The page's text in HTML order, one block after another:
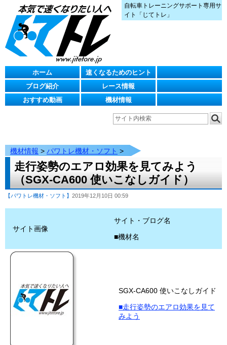
自転車トレーニングサポート専用サ
イト「じてトレ」
ホーム
速くなるためのヒント
ブログ紹介
レース情報
おすすめ動画
機材情報
機材情報 > パワトレ機材・ソフト >
走行姿勢のエアロ効果を見てみよう
（SGX-CA600 使いこなしガイド）
【パワトレ機材・ソフト】 2019年12月10日 00:59
サイト画像
サイト・ブログ名
■機材名
SGX-CA600 使いこなしガイド
■走行姿勢のエアロ効果を見て
みよう